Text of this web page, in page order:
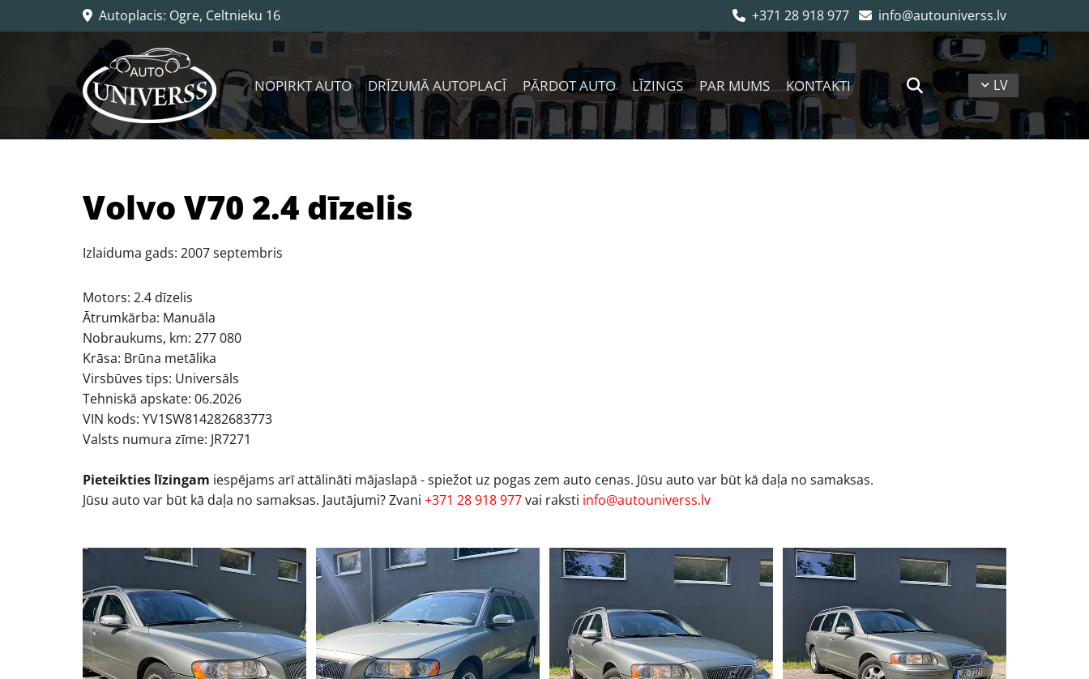
 Autoplacis: Ogre, Celtnieku 16  +371 28 918 977  info@autouniverss.lv
NOPIRKT AUTO DRĪZUMĀ AUTOPLACĪ PĀRDOT AUTO LĪZINGS PAR MUMS KONTAKTI LV
Volvo V70 2.4 dīzelis
Izlaiduma gads: 2007 septembris
Motors: 2.4 dīzelis
Ātrumkārba: Manuāla
Nobraukums, km: 277 080
Krāsa: Brūna metālika
Virsbūves tips: Universāls
Tehniskā apskate: 06.2026
VIN kods: YV1SW814282683773
Valsts numura zīme: JR7271
Pieteikties līzingam iespējams arī attālināti mājaslapā - spiežot uz pogas zem auto cenas. Jūsu auto var būt kā daļa no samaksas.
Jūsu auto var būt kā daļa no samaksas. Jautājumi? Zvani +371 28 918 977vai raksti info@autouniverss.lv